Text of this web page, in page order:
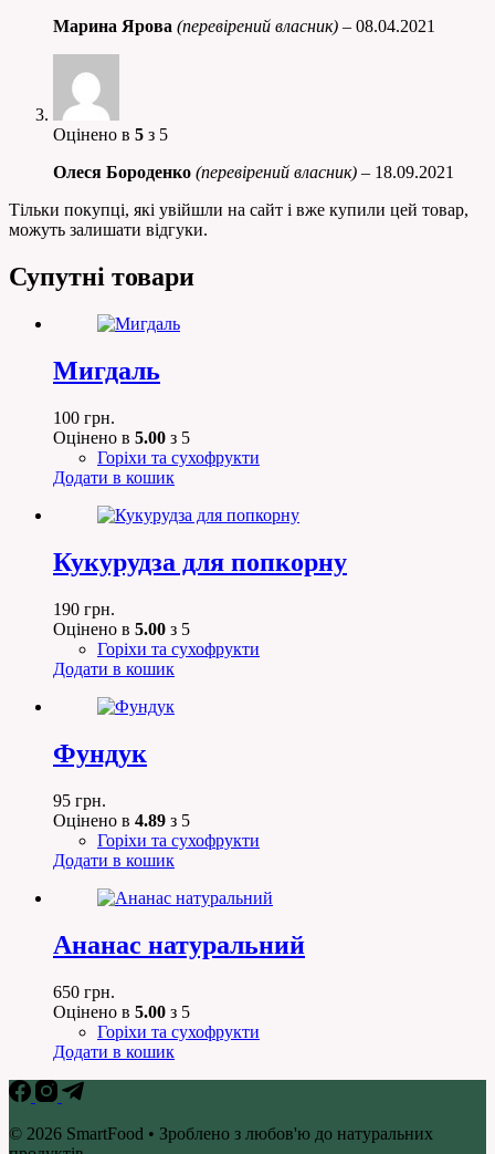
Марина Ярова (перевірений власник) – 08.04.2021
Оцінено в 5 з 5
Олеся Бороденко (перевірений власник) – 18.09.2021
Тільки покупці, які увійшли на сайт і вже купили цей товар,
можуть залишати відгуки.
Супутні товари
Мигдаль
100 грн.
Оцінено в 5.00 з 5
Горіхи та сухофрукти
Додати в кошик
Кукурудза для попкорну
190 грн.
Оцінено в 5.00 з 5
Горіхи та сухофрукти
Додати в кошик
Фундук
95 грн.
Оцінено в 4.89 з 5
Горіхи та сухофрукти
Додати в кошик
Ананас натуральний
650 грн.
Оцінено в 5.00 з 5
Горіхи та сухофрукти
Додати в кошик
© 2026 SmartFood • Зроблено з любов'ю до натуральних